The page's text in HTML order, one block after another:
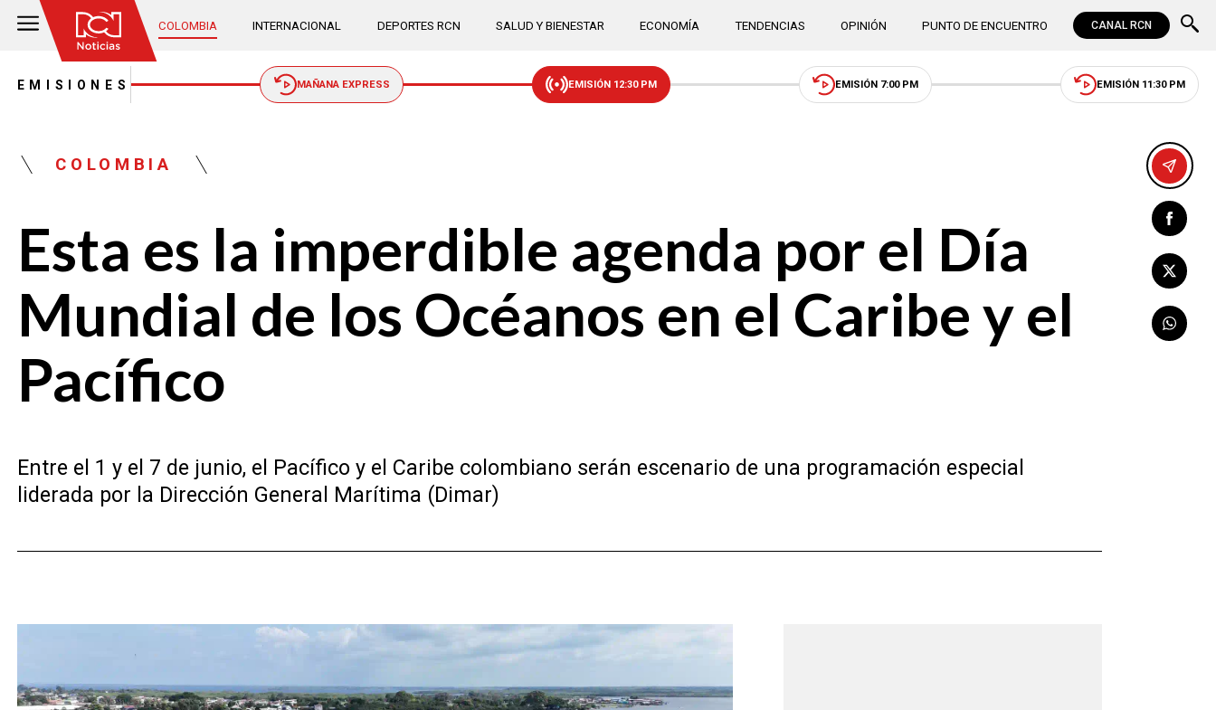
COLOMBIA INTERNACIONAL DEPORTES RCN SALUD Y BIENESTAR ECONOMÍA TENDENCIAS OPINIÓN PUNTO DE ENCUENTRO CANAL RCN
EMISIONES MAÑANA EXPRESS EMISIÓN 12:30 PM EMISIÓN 7:00 PM EMISIÓN 11:30 PM
COLOMBIA
Esta es la imperdible agenda por el Día
Mundial de los Océanos en el Caribe y el
Pacífico
Entre el 1 y el 7 de junio, el Pacífico y el Caribe colombiano serán escenario de una programación especial
liderada por la Dirección General Marítima (Dimar)